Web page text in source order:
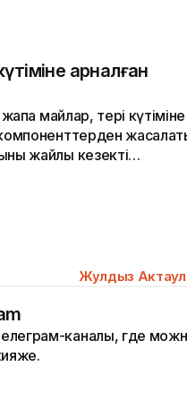
арналған
майлар, тері күтіміне
жайлы кезекті
Жулдыз
каналы, где